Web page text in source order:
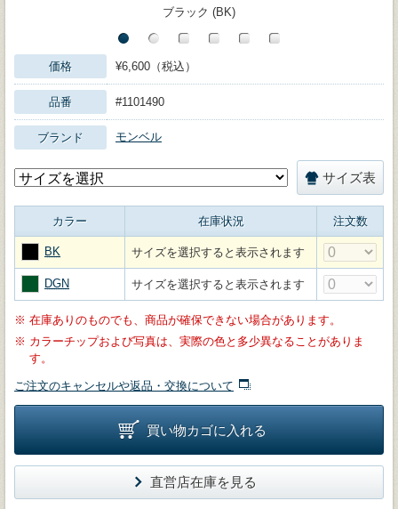
ブラック (BK)
価格 ¥6,600（税込）
品番 #1101490
ブランド モンベル
サイズ表
カラー 在庫状況 注文数
BK サイズを選択すると表示されます
DGN サイズを選択すると表示されます
※ 在庫ありのものでも、商品が確保できない場合があります。
※ カラーチップおよび写真は、実際の色と多少異なることがありま
す。
ご注文のキャンセルや返品・交換について
買い物カゴに入れる
直営店在庫を見る